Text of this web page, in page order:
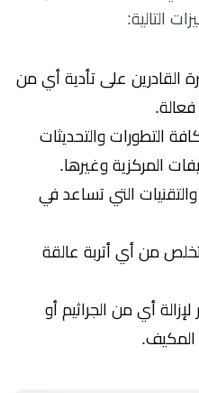
التالية:
القادرين على تأدية أي من
التطورات والتحديثات
المركزية وغيرها.
التي تساعد في
من أي أتربة عالقة
أي من الجراثيم أو
المكيف.